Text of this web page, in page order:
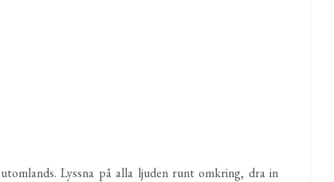
Lyssna på alla ljuden runt omkring, dra in